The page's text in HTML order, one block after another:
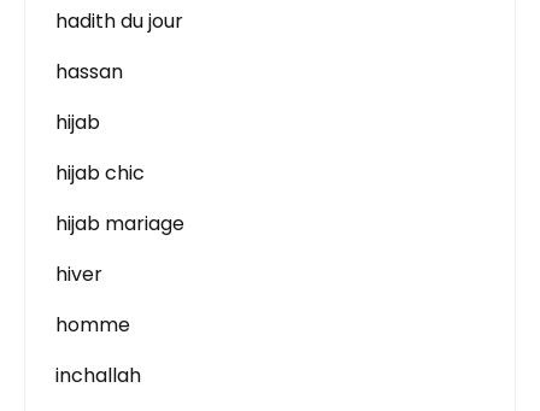
hadith du jour
hassan
hijab
hijab chic
hijab mariage
hiver
homme
inchallah